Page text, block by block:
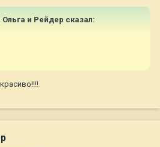
Ольга и Рейдер сказал: